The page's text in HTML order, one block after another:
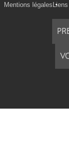
Mentions légales